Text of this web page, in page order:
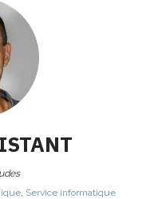
, Service informatique